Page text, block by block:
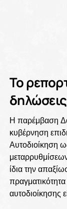
Το
δηλώσεις
Η παρέμβαση
κυβέρνηση
Αυτοδιοίκηση
ίδια την
αυτοδιοίκησης